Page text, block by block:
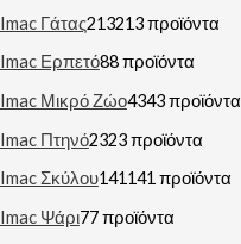
Imac Γάτας213213 προϊόντα
Imac Ερπετό88 προϊόντα
Imac Μικρό Ζώο4343 προϊόντα
Imac Πτηνό2323 προϊόντα
Imac Σκύλου141141 προϊόντα
Imac Ψάρι77 προϊόντα